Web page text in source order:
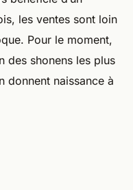
les ventes sont loin
Pour le moment,
des shonens les plus
donnent naissance à